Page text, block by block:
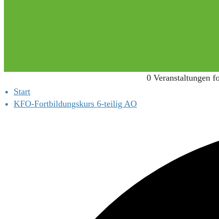
Start
KFO-Fortbildungskurs 6-teilig AO
0 Veranstaltungen